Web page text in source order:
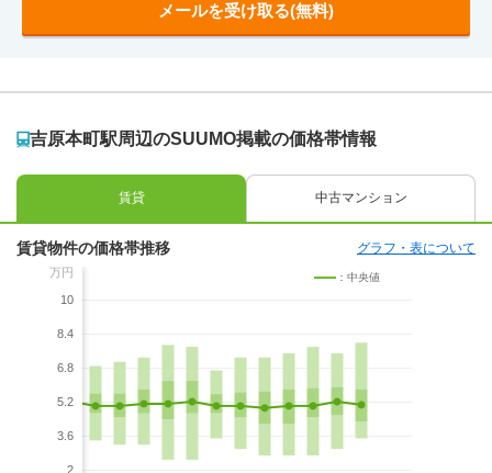
メールを受け取る(無料)
吉原本町駅周辺のSUUMO掲載の価格帯情報
賃貸 中古マンション
賃貸物件の価格帯推移 グラフ・表について
万円
10
8.4
6.8
5.2
3.6
2
：中央値